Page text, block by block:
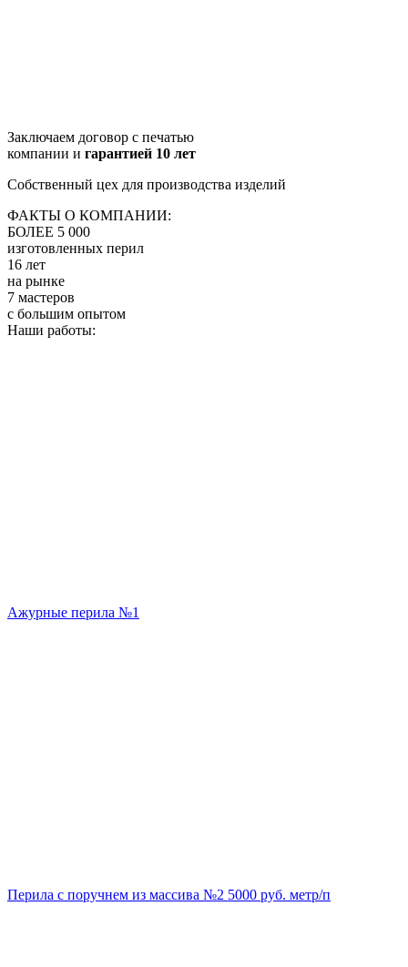
Заключаем договор с печатью
компании и гарантией 10 лет
Собственный цех для производства изделий
ФАКТЫ О КОМПАНИИ:
БОЛЕЕ 5 000
изготовленных перил
16 лет
на рынке
7 мастеров
с большим опытом
Наши работы:
Ажурные перила №1
Перила с поручнем из массива №2 5000 руб. метр/п